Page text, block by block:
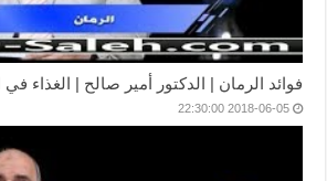
فوائد الرمان | الدكتور أمير صالح | الغذاء في
2018-06-05 22:30:00